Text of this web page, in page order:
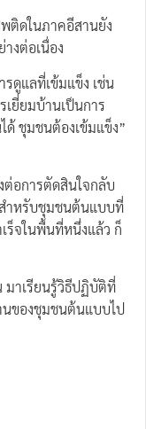
ติดในภาคอีสานยัง
งต่อเนื่อง
ดูแลที่เข้มแข็ง เช่น
เยี่ยมบ้านเป็นการ
ด้ ชุมชนต้องเข้มแข็ง”
อการตัดสินใจกลับ
ำหรับชุมชนต้นแบบที่
ร็จในพื้นที่หนึ่งแล้ว ก็
มาเรียนรู้วิธีปฏิบัติที่
นของชุมชนต้นแบบไป